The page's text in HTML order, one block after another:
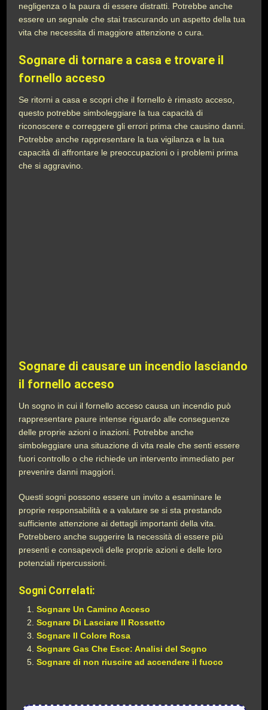
negligenza o la paura di essere distratti. Potrebbe anche
essere un segnale che stai trascurando un aspetto della tua
vita che necessita di maggiore attenzione o cura.
Sognare di tornare a casa e trovare il
fornello acceso
Se ritorni a casa e scopri che il fornello è rimasto acceso,
questo potrebbe simboleggiare la tua capacità di
riconoscere e correggere gli errori prima che causino danni.
Potrebbe anche rappresentare la tua vigilanza e la tua
capacità di affrontare le preoccupazioni o i problemi prima
che si aggravino.
Sognare di causare un incendio lasciando
il fornello acceso
Un sogno in cui il fornello acceso causa un incendio può
rappresentare paure intense riguardo alle conseguenze
delle proprie azioni o inazioni. Potrebbe anche
simboleggiare una situazione di vita reale che senti essere
fuori controllo o che richiede un intervento immediato per
prevenire danni maggiori.
Questi sogni possono essere un invito a esaminare le
proprie responsabilità e a valutare se si sta prestando
sufficiente attenzione ai dettagli importanti della vita.
Potrebbero anche suggerire la necessità di essere più
presenti e consapevoli delle proprie azioni e delle loro
potenziali ripercussioni.
Sogni Correlati:
Sognare Un Camino Acceso
Sognare Di Lasciare Il Rossetto
Sognare Il Colore Rosa
Sognare Gas Che Esce: Analisi del Sogno
Sognare di non riuscire ad accendere il fuoco